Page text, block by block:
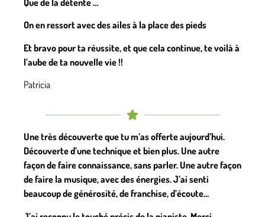
On en ressort avec des ailes à la place des pieds
Et bravo pour ta réussite, et que cela continue, te voilà à
l’aube de ta nouvelle vie !!
Patricia
Une très découverte que tu m’as offerte aujourd’hui.
Découverte d’une technique et bien plus. Une autre
façon de faire connaissance, sans parler. Une autre façon
de faire la musique, avec des énergies. J’ai senti
beaucoup de générosité, de franchise, d’écoute…